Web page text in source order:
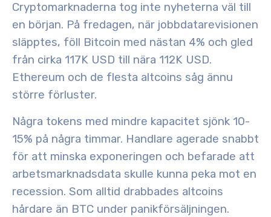
Cryptomarknaderna tog inte nyheterna väl till
en början. På fredagen, när jobbdatarevisionen
släpptes, föll Bitcoin med nästan 4% och gled
från cirka 117K USD till nära 112K USD.
Ethereum och de flesta altcoins såg ännu
större förluster.
Några tokens med mindre kapacitet sjönk 10-
15% på några timmar. Handlare agerade snabbt
för att minska exponeringen och befarade att
arbetsmarknadsdata skulle kunna peka mot en
recession. Som alltid drabbades altcoins
hårdare än BTC under panikförsäljningen.